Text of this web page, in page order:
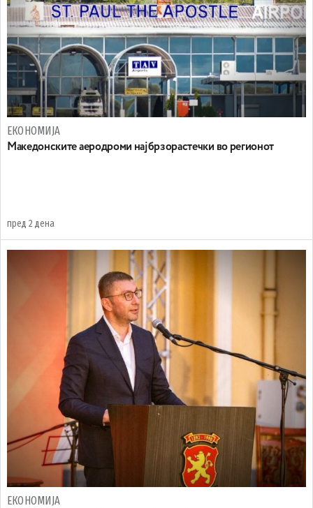
ЕКОНОМИЈА
Maкедонските аеродроми најбрзорастечки во регионот
пред 2 дена
ЕКОНОМИЈА